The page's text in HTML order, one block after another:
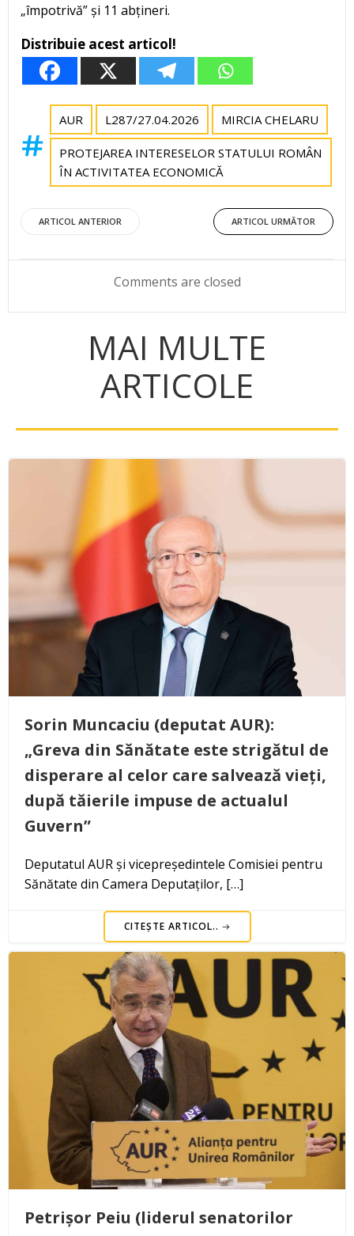
„împotrivă” și 11 abțineri.
Distribuie acest articol!
AUR L287/27.04.2026 MIRCIA CHELARU
PROTEJAREA INTERESELOR STATULUI ROMÂN
ÎN ACTIVITATEA ECONOMICĂ
Post
navigation
ARTICOL ANTERIOR
Post
navigation
ARTICOL URMĂTOR
Comments are closed
MAI MULTE
ARTICOLE
Sorin Muncaciu (deputat AUR):
„Greva din Sănătate este strigătul de
disperare al celor care salvează vieți,
după tăierile impuse de actualul
Guvern”
Deputatul AUR și vicepreședintele Comisiei pentru
Sănătate din Camera Deputaților, […]
CITEȘTE ARTICOL..
Petrișor Peiu (liderul senatorilor